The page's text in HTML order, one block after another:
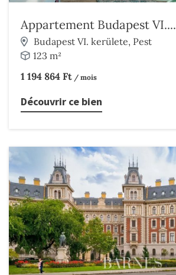
Appartement Budapest VI....
Budapest VI. kerülete, Pest
123 m²
1 194 864 Ft / mois
Découvrir ce bien